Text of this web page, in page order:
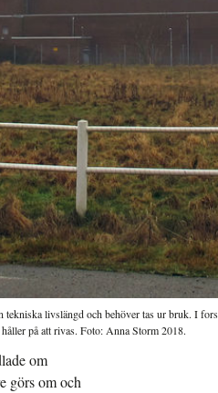
livslängd och behöver tas ur bruk.
på att rivas. Foto: Anna Storm 2018.
om
görs om och